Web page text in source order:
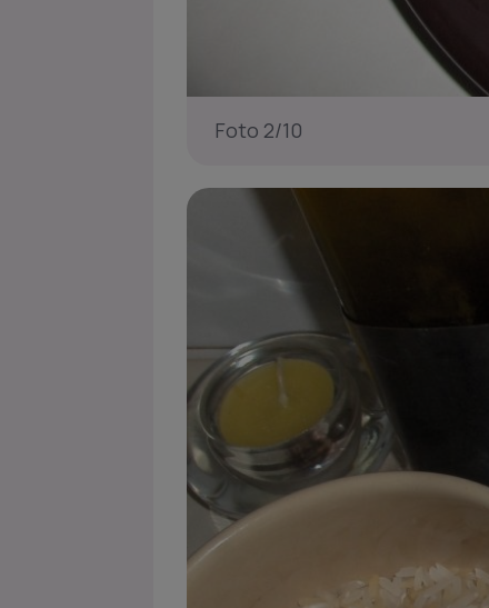
Foto 2/10